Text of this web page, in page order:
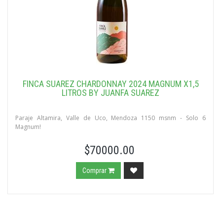
FINCA SUAREZ CHARDONNAY 2024 MAGNUM X1,5
LITROS BY JUANFA SUAREZ
Paraje Altamira, Valle de Uco, Mendoza 1150 msnm - Solo 6
Magnum!
$70000.00
Comprar